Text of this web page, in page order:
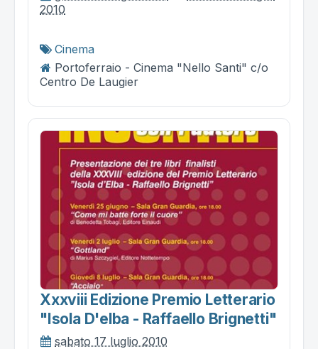
2010
Cinema
Portoferraio - Cinema "Nello Santi" c/o
Centro De Laugier
Xxxviii Edizione Premio Letterario
"isola D'elba - Raffaello Brignetti"
sabato 17 luglio 2010